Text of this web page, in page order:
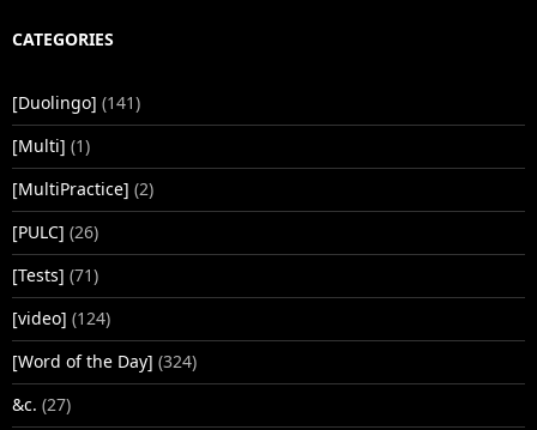
CATEGORIES
[Duolingo] (141)
[Multi] (1)
[MultiPractice] (2)
[PULC] (26)
[Tests] (71)
[video] (124)
[Word of the Day] (324)
&c. (27)